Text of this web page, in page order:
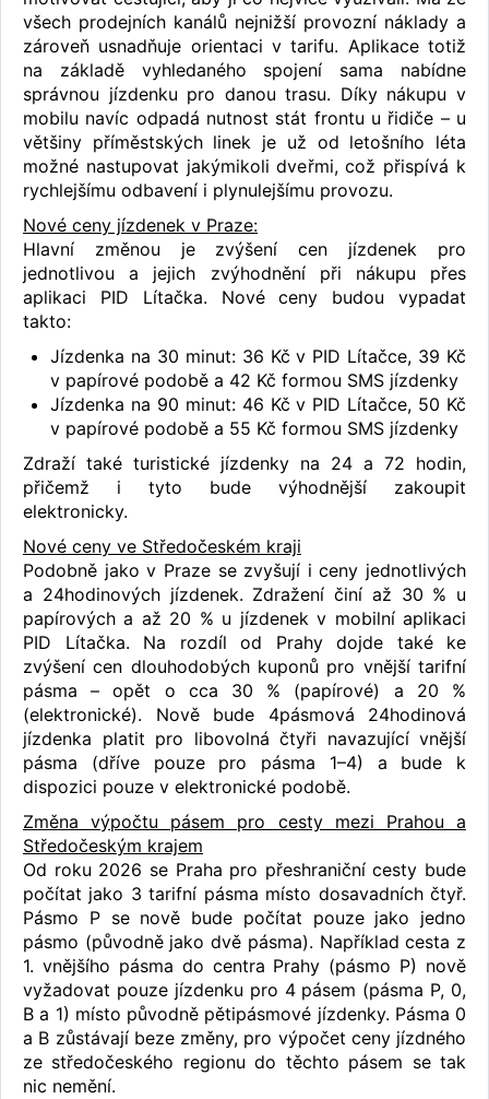
všech prodejních kanálů nejnižší provozní náklady a
zároveň usnadňuje orientaci v tarifu. Aplikace totiž
na základě vyhledaného spojení sama nabídne
správnou jízdenku pro danou trasu. Díky nákupu v
mobilu navíc odpadá nutnost stát frontu u řidiče – u
většiny příměstských linek je už od letošního léta
možné nastupovat jakýmikoli dveřmi, což přispívá k
rychlejšímu odbavení i plynulejšímu provozu.
Nové ceny jízdenek v Praze:
Hlavní změnou je zvýšení cen jízdenek pro
jednotlivou a jejich zvýhodnění při nákupu přes
aplikaci PID Lítačka. Nové ceny budou vypadat
takto:
Jízdenka na 30 minut: 36 Kč v PID Lítačce, 39 Kč
v papírové podobě a 42 Kč formou SMS jízdenky
Jízdenka na 90 minut: 46 Kč v PID Lítačce, 50 Kč
v papírové podobě a 55 Kč formou SMS jízdenky
Zdraží také turistické jízdenky na 24 a 72 hodin,
přičemž i tyto bude výhodnější zakoupit
elektronicky.
Nové ceny ve Středočeském kraji
Podobně jako v Praze se zvyšují i ceny jednotlivých
a 24hodinových jízdenek. Zdražení činí až 30 % u
papírových a až 20 % u jízdenek v mobilní aplikaci
PID Lítačka. Na rozdíl od Prahy dojde také ke
zvýšení cen dlouhodobých kuponů pro vnější tarifní
pásma – opět o cca 30 % (papírové) a 20 %
(elektronické). Nově bude 4pásmová 24hodinová
jízdenka platit pro libovolná čtyři navazující vnější
pásma (dříve pouze pro pásma 1–4) a bude k
dispozici pouze v elektronické podobě.
Změna výpočtu pásem pro cesty mezi Prahou a
Středočeským krajem
Od roku 2026 se Praha pro přeshraniční cesty bude
počítat jako 3 tarifní pásma místo dosavadních čtyř.
Pásmo P se nově bude počítat pouze jako jedno
pásmo (původně jako dvě pásma). Například cesta z
1. vnějšího pásma do centra Prahy (pásmo P) nově
vyžadovat pouze jízdenku pro 4 pásem (pásma P, 0,
B a 1) místo původně pětipásmové jízdenky. Pásma 0
a B zůstávají beze změny, pro výpočet ceny jízdného
ze středočeského regionu do těchto pásem se tak
nic nemění.